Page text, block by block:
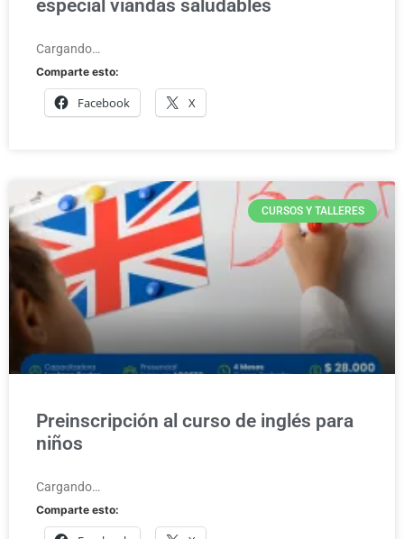
especial viandas saludables
Cargando…
Comparte esto:
Facebook X
CURSOS Y TALLERES
Preinscripción al curso de inglés para
niños
Cargando…
Comparte esto: